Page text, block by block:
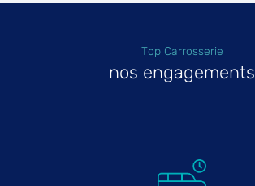
Top Carrosserie
nos engagements